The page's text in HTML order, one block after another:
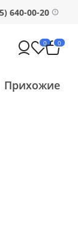
640-00-20
0 0
Прихожие